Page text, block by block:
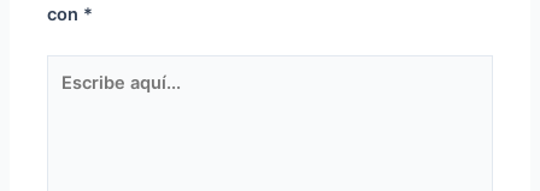
con *
aquí...